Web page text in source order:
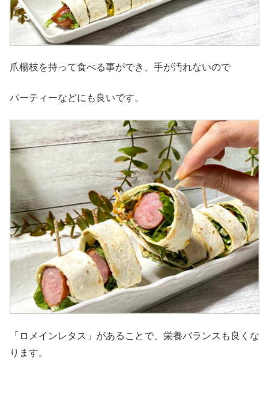
爪楊枝を持って食べる事ができ、手が汚れないので
パーティーなどにも良いです。
「ロメインレタス」があることで、栄養バランスも良くな
ります。